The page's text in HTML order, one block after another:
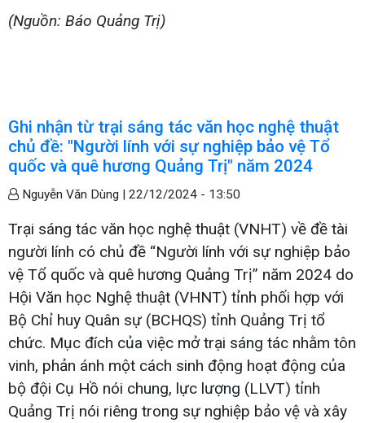
(Nguồn: Báo Quảng Trị)
Ghi nhận từ trại sáng tác văn học nghệ thuật
chủ đề: "Người lính với sự nghiệp bảo vệ Tổ
quốc và quê hương Quảng Trị" năm 2024
Nguyễn Văn Dùng | 22/12/2024 - 13:50
Trại sáng tác văn học nghệ thuật (VNHT) về đề tài
người lính có chủ đề “Người lính với sự nghiệp bảo
vệ Tổ quốc và quê hương Quảng Trị” năm 2024 do
Hội Văn học Nghệ thuật (VHNT) tỉnh phối hợp với
Bộ Chỉ huy Quân sự (BCHQS) tỉnh Quảng Trị tổ
chức. Mục đích của việc mở trại sáng tác nhằm tôn
vinh, phản ánh một cách sinh động hoạt động của
bộ đội Cụ Hồ nói chung, lực lượng (LLVT) tỉnh
Quảng Trị nói riêng trong sự nghiệp bảo vệ và xây